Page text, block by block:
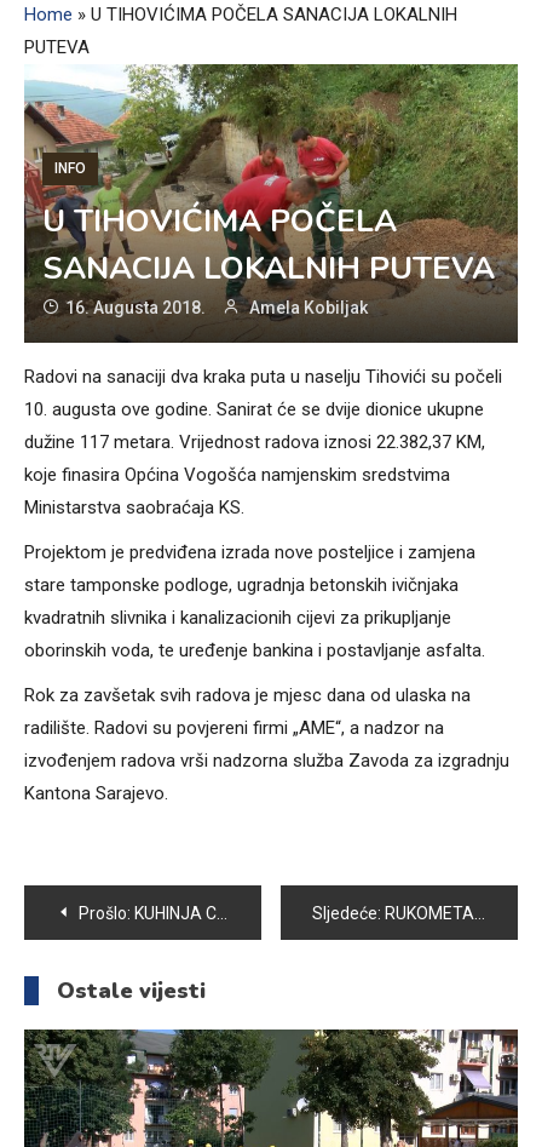
Home » U TIHOVIĆIMA POČELA SANACIJA LOKALNIH
PUTEVA
INFO
U TIHOVIĆIMA POČELA
SANACIJA LOKALNIH PUTEVA
16. Augusta 2018. Amela Kobiljak
Radovi na sanaciji dva kraka puta u naselju Tihovići su počeli
10. augusta ove godine. Sanirat će se dvije dionice ukupne
dužine 117 metara. Vrijednost radova iznosi 22.382,37 KM,
koje finasira Općina Vogošća namjenskim sredstvima
Ministarstva saobraćaja KS.
Projektom je predviđena izrada nove posteljice i zamjena
stare tamponske podloge, ugradnja betonskih ivičnjaka
kvadratnih slivnika i kanalizacionih cijevi za prikupljanje
oborinskih voda, te uređenje bankina i postavljanje asfalta.
Rok za zavšetak svih radova je mjesc dana od ulaska na
radilište. Radovi su povjereni firmi „AME“, a nadzor na
izvođenjem radova vrši nadzorna služba Zavoda za izgradnju
Kantona Sarajevo.
Navigacija
članaka
Prošlo: KUHINJA CRVENOG KRIŽA KS PRIKUPLJAT ĆE KURBANSKO MESO Sljedeće: RUKOMETAŠI VOGOŠĆE OTPUTOVALI U ITALIJU
Ostale vijesti